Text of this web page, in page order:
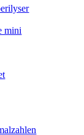
mini